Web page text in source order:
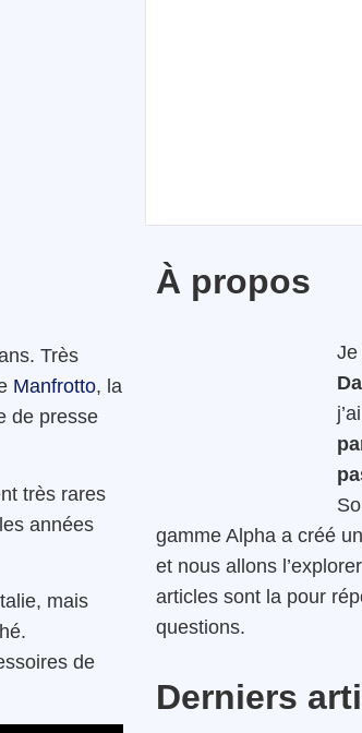
Très
Manfrotto, la
de presse
très rares
années
mais
de
À propos
Je
gamme Alpha a créé
et nous allons
articles sont la pour
questions.
Derniers